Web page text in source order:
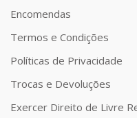
Encomendas
Termos e Condições
Políticas de Privacidade
Trocas e Devoluções
Exercer Direito de Livre